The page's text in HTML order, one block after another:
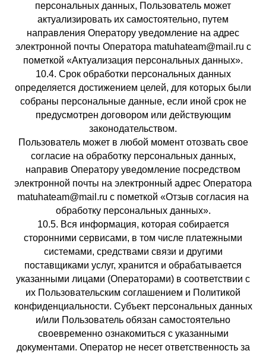
персональных данных, Пользователь может
актуализировать их самостоятельно, путем
направления Оператору уведомление на адрес
электронной почты Оператора matuhateam@mail.ru с
пометкой «Актуализация персональных данных».
10.4. Срок обработки персональных данных
определяется достижением целей, для которых были
собраны персональные данные, если иной срок не
предусмотрен договором или действующим
законодательством.
Пользователь может в любой момент отозвать свое
согласие на обработку персональных данных,
направив Оператору уведомление посредством
электронной почты на электронный адрес Оператора
matuhateam@mail.ru с пометкой «Отзыв согласия на
обработку персональных данных».
10.5. Вся информация, которая собирается
сторонними сервисами, в том числе платежными
системами, средствами связи и другими
поставщиками услуг, хранится и обрабатывается
указанными лицами (Операторами) в соответствии с
их Пользовательским соглашением и Политикой
конфиденциальности. Субъект персональных данных
и/или Пользователь обязан самостоятельно
своевременно ознакомиться с указанными
документами. Оператор не несет ответственность за